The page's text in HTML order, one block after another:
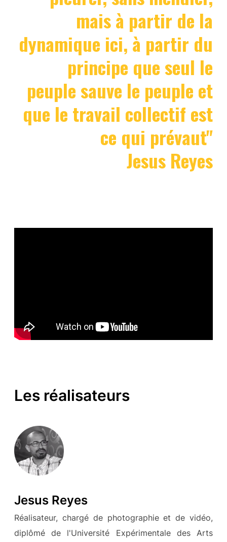
mais à partir de la
dynamique ici, à partir du
principe que seul le
peuple sauve le peuple et
que le travail collectif est
ce qui prévaut"
Jesus Reyes
Les réalisateurs
Jesus Reyes
Réalisateur, chargé de photographie et de vidéo,
diplômé de l'Université Expérimentale des Arts